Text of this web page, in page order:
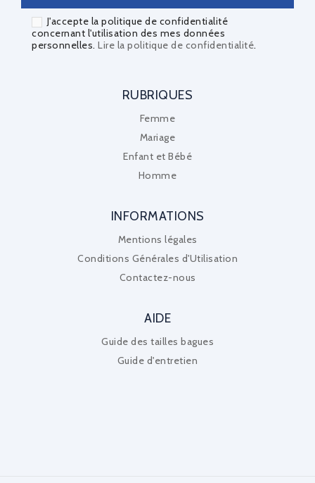
J'accepte la politique de confidentialité
concernant l'utilisation des mes données
personnelles. Lire la politique de confidentialité.
RUBRIQUES
Femme
Mariage
Enfant et Bébé
Homme
INFORMATIONS
Mentions légales
Conditions Générales d'Utilisation
Contactez-nous
AIDE
Guide des tailles bagues
Guide d'entretien